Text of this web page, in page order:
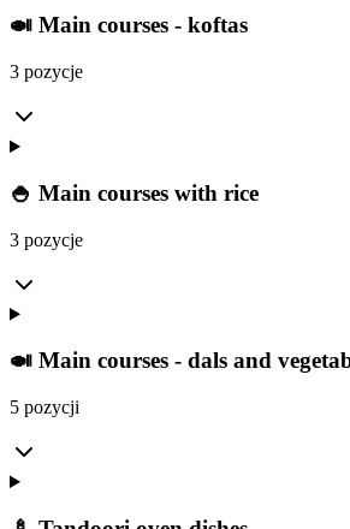
🍛 Main courses - koftas
3 pozycje
🍚 Main courses with rice
3 pozycje
🍛 Main courses - dals and
5 pozycji